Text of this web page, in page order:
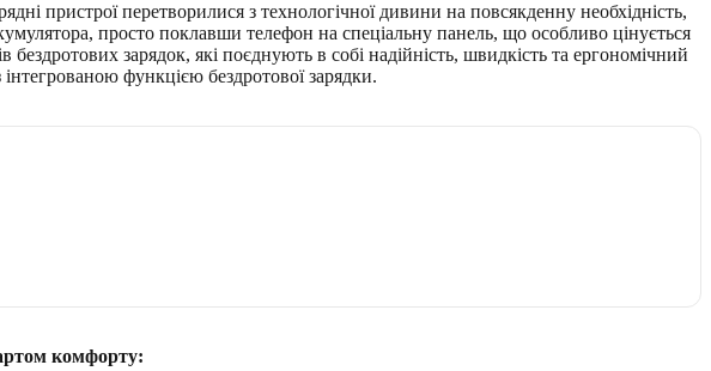
пристрої перетворилися з технологічної дивини на повсякденну необхідність,
просто поклавши телефон на спеціальну панель, що особливо цінується
зарядок, які поєднують в собі надійність, швидкість та ергономічний
функцією бездротової зарядки.
комфорту: